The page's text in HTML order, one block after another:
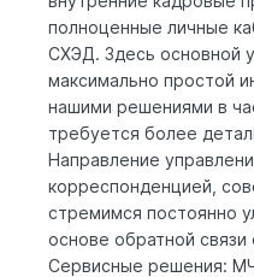
полноценные личные
СХЭД. Здесь основной
максимально простой
нашими решениями в
требуется более
Направление
корреспонденцией,
стремимся постоянно
основе обратной связи
Сервисные решения: